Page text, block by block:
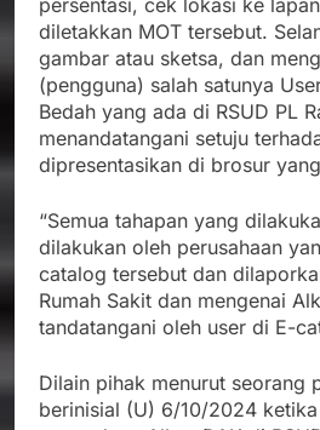
persentasi, cek lokasi ke
diletakkan MOT tersebut.
gambar atau sketsa, dan
(pengguna) salah satunya
Bedah yang ada di RSUD PL
menandatangani setuju
dipresentasikan di brosur
“Semua tahapan yang
dilakukan oleh perusahaan
catalog tersebut dan
Rumah Sakit dan mengenai
tandatangani oleh user di E-
Dilain pihak menurut seorang
berinisial (U) 6/10/2024